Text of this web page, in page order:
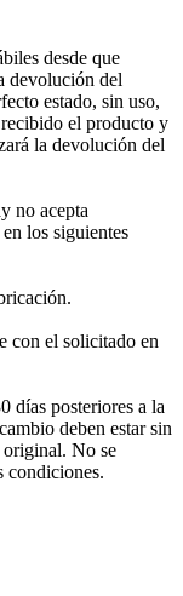
desde que
devolución del
estado, sin uso,
el producto y
la devolución del
no acepta
los siguientes
con el solicitado en
días posteriores a la
deben estar sin
original. No se
condiciones.